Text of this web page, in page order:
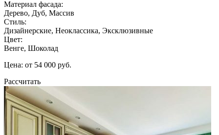
Материал фасада:
Дерево, Дуб, Массив
Стиль:
Дизайнерские, Неоклассика, Эксклюзивные
Цвет:
Венге, Шоколад
Цена: от 54 000 руб.
Рассчитать